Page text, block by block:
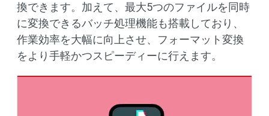
換できます。加えて、最大5つのファイルを同時
に変換できるバッチ処理機能も搭載しており、
作業効率を大幅に向上させ、フォーマット変換
をより手軽かつスピーディーに行えます。